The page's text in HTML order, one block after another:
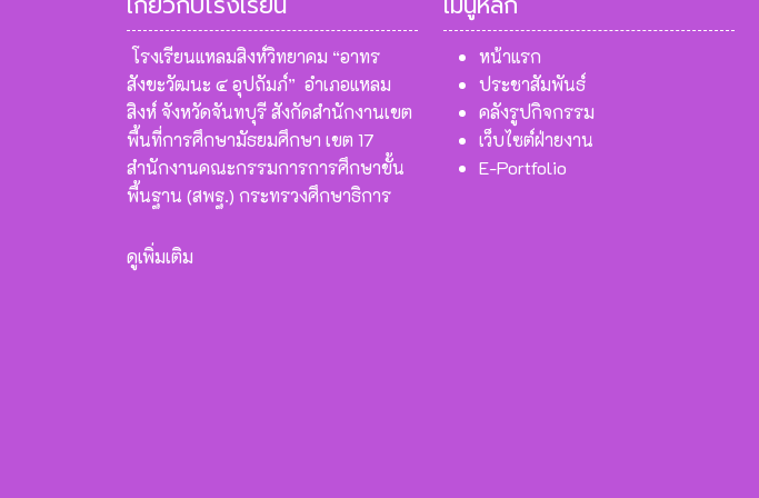
โรงเรียนแหลมสิงห์วิทยาคม “อาทร
สังขะวัฒนะ ๔ อุปถัมภ์” อำเภอแหลม
สิงห์ จังหวัดจันทบุรี สังกัดสำนักงานเขต
พื้นที่การศึกษามัธยมศึกษา เขต 17
สำนักงานคณะกรรมการการศึกษาขั้น
พื้นฐาน (สพฐ.) กระทรวงศึกษาธิการ
ดูเพิ่มเติม
หน้าแรก
ประชาสัมพันธ์
คลังรูปกิจกรรม
เว็บไซต์ฝ่ายงาน
E-Portfolio